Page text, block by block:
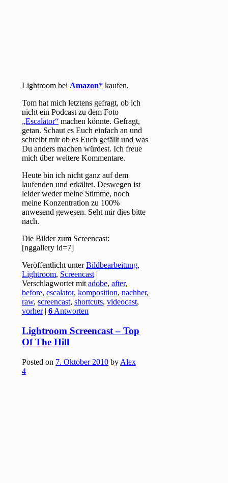
Lightroom bei Amazon
kaufen.
Tom hat mich letztens gefragt, ob ich
nicht ein Podcast zu dem Foto
„Escalator“ machen könnte. Gefragt,
getan. Schaut es Euch einfach an und
schreibt mir ob es Euch gefällt und was
Du anders machen würdest. Ich freue
mich über weitere Kommentare.
Heute bin ich nicht ganz auf dem
laufenden und erkältet. Deswegen ist
leider weder meine Stimme, noch
meine Konzentration zu 100%
anwesend gewesen. Seht mir dies bitte
nach.
Die Bilder zum Screencast:
[nggallery id=7]
Veröffentlicht unter Bildbearbeitung,
Lightroom, Screencast |
Verschlagwortet mit adobe,after,
before,escalator,komposition,nachher,
raw,screencast,shortcuts,videocast,
vorher |6 Antworten
Lightroom Screencast – Top
Of The Hill
Posted on 7. Oktober 2010 by Alex
4